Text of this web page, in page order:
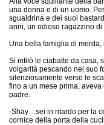
una donna e di un uomo.
sgualdrina e dei suoi
anni, un odioso ragazzino
Una bella famiglia di merda,
Si infilò le ciabatte da casa,
volgarità pescando nel suo
silenziosamente verso le
fino a un mese prima,
padre.
-Shay…sei in ritardo per la
cornice della porta della